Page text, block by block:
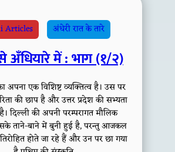
Articles अंधेरी रात के तारे
अँधियारे में : भाग (१/२)
अपना एक विशिष्ट व्यक्तित्व है। उस पर
की छाप है और उत्तर प्रदेश की सभ्यता
दिल्ली की अपनी परम्परागत मौलिक
ताने-बाने में बुनी हुई है, परन्तु आजकल
होते जा रहे हैं और उन पर छा गया